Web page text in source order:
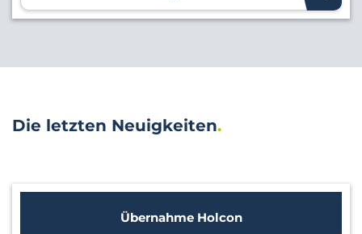
Die letzten Neuigkeiten
Übernahme Holcon